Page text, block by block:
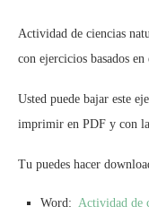
Actividad de ciencias
con ejercicios basados en
Usted puede bajar este
imprimir en PDF y con
Tu puedes hacer
Word: Actividad de